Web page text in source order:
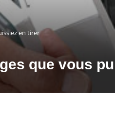
en tirer
que vous